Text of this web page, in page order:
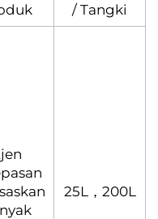
/ Tangki
25L，200L